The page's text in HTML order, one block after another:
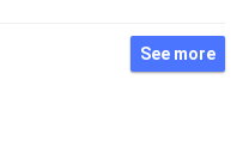
See more